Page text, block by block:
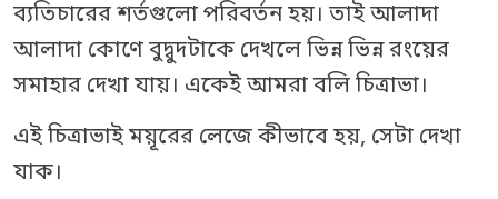
ব্যতিচারের শর্তগুলো পরিবর্তন হয়। তাই আলাদা
আলাদা কোণে বুদ্বুদটাকে দেখলে ভিন্ন ভিন্ন রংয়ের
সমাহার দেখা যায়। একেই আমরা বলি চিত্রাভা।
এই চিত্রাভাই ময়ূরের লেজে কীভাবে হয়, সেটা দেখা
যাক।